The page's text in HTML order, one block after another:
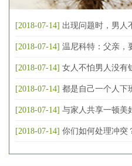
[2018-07-14] 出现问题时，男人
[2018-07-14] 温尼科特：父亲，
[2018-07-14] 女人不怕男人没有
[2018-07-14] 都是自己一个人下
[2018-07-14] 与家人共享一顿美
[2018-07-14] 你们如何处理冲突